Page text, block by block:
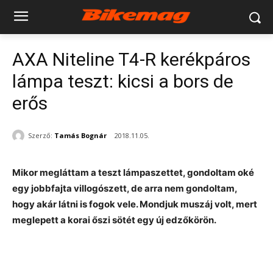
AXA Niteline T4-R kerékpáros
lámpa teszt: kicsi a bors de
erős
Szerző: Tamás Bognár 2018.11.05.
Mikor megláttam a teszt lámpaszettet, gondoltam oké
egy jobbfajta villogószett, de arra nem gondoltam,
hogy akár látni is fogok vele. Mondjuk muszáj volt, mert
meglepett a korai őszi sötét egy új edzőkörön.